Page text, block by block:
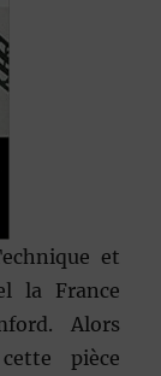
et
la France
Alors
pièce